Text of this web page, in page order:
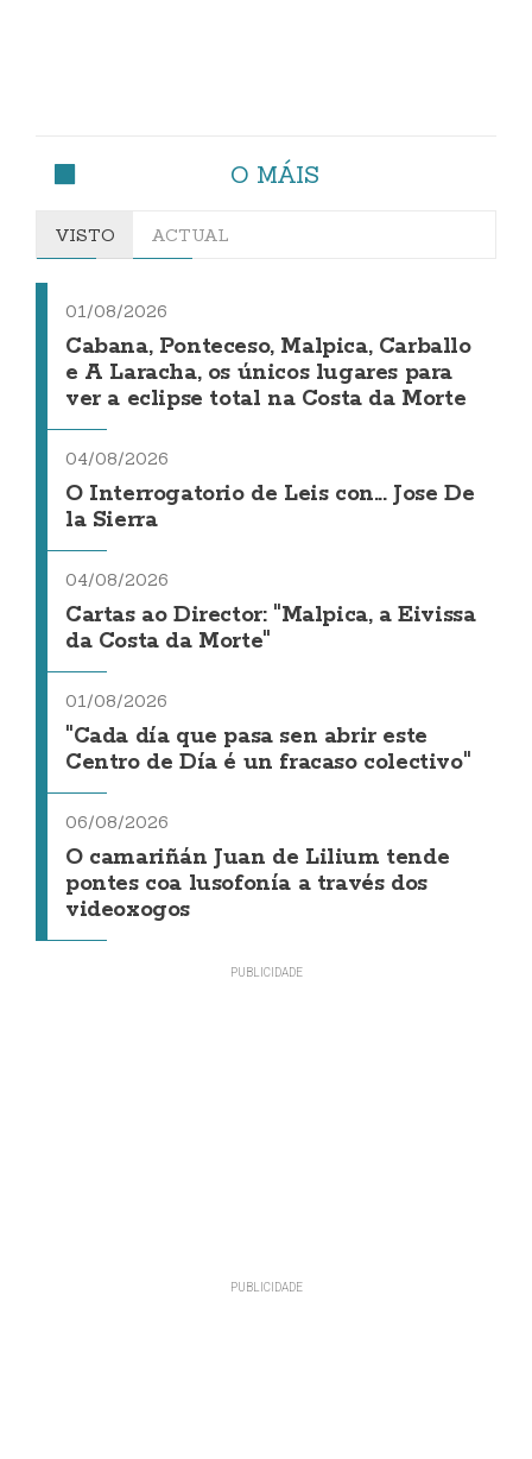
O MÁIS
VISTO ACTUAL
01/08/2026
Cabana, Ponteceso, Malpica, Carballo
e A Laracha, os únicos lugares para
ver a eclipse total na Costa da Morte
04/08/2026
O Interrogatorio de Leis con... Jose De
la Sierra
04/08/2026
Cartas ao Director: "Malpica, a Eivissa
da Costa da Morte"
01/08/2026
"Cada día que pasa sen abrir este
Centro de Día é un fracaso colectivo"
06/08/2026
O camariñán Juan de Lilium tende
pontes coa lusofonía a través dos
videoxogos